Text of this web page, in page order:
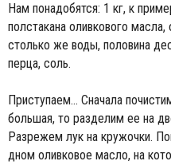
Нам понадобятся: 1 кг, к
полстакана оливкового
столько же воды, половина
перца, соль.
Приступаем... Сначала
большая, то разделим ее на
Разрежем лук на кружочки.
дном оливковое масло, на